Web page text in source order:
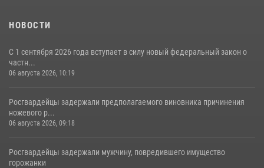
НОВОСТИ
С 1 сентября 2026 года вступает в силу новый федеральный закон о
частн...
06 августа 2026, 10:19
Росгвардейцы задержали предполагаемого виновника причинения
ножевого р...
06 августа 2026, 09:18
Росгвардейцы задержали мужчину, повредившего имущество
горожанки